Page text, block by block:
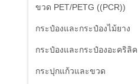
ขวด PET/PETG ((PCR))
กระป๋องและกระป๋องไม้ยาง
กระป๋องและกระป๋องอะคริลิค
กระปุกแก้วและขวด